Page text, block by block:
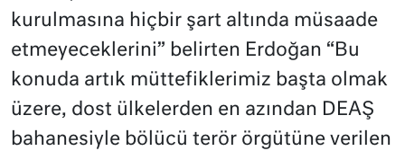
kurulmasına hiçbir şart altında müsaade
etmeyeceklerini” belirten Erdoğan “Bu
konuda artık müttefiklerimiz başta olmak
üzere, dost ülkelerden en azından DEAŞ
bahanesiyle bölücü terör örgütüne verilen